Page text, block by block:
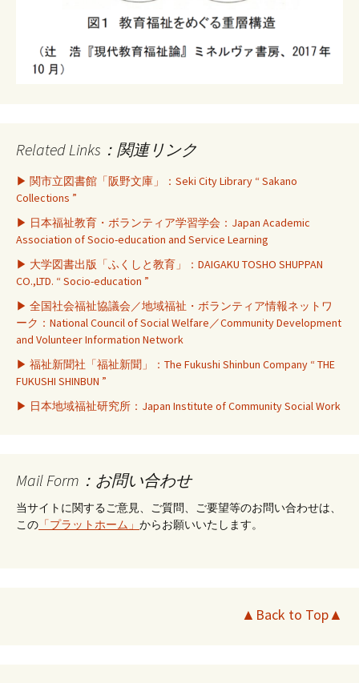
Related Links：関連リンク
▶ 関市立図書館「阪野文庫」：Seki City Library “ Sakano
Collections ”
▶ 日本福祉教育・ボランティア学習学会：Japan Academic
Association of Socio-education and Service Learning
▶ 大学図書出版「ふくしと教育」：DAIGAKU TOSHO SHUPPAN
CO.,LTD. “ Socio-education ”
▶ 全国社会福祉協議会／地域福祉・ボランティア情報ネットワ
ーク：National Council of Social Welfare／Community Development
and Volunteer Information Network
▶ 福祉新聞社「福祉新聞」：The Fukushi Shinbun Company “ THE
FUKUSHI SHINBUN ”
▶ 日本地域福祉研究所：Japan Institute of Community Social Work
Mail Form：お問い合わせ
当サイトに関するご意見、ご質問、ご要望等のお問い合わせは、
この 「プラットホーム」 からお願いいたします。
▲Back to Top▲